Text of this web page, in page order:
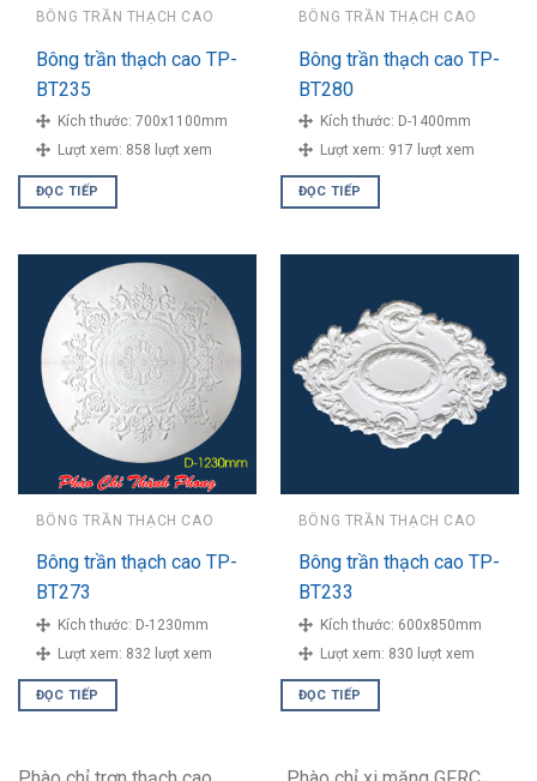
BÔNG TRẦN THẠCH CAO
Bông trần thạch cao TP-
BT235
Kích thước: 700x1100mm
Lượt xem: 858 lượt xem
ĐỌC TIẾP
BÔNG TRẦN THẠCH CAO
Bông trần thạch cao TP-
BT280
Kích thước: D-1400mm
Lượt xem: 917 lượt xem
ĐỌC TIẾP
BÔNG TRẦN THẠCH CAO
Bông trần thạch cao TP-
BT273
Kích thước: D-1230mm
Lượt xem: 832 lượt xem
ĐỌC TIẾP
BÔNG TRẦN THẠCH CAO
Bông trần thạch cao TP-
BT233
Kích thước: 600x850mm
Lượt xem: 830 lượt xem
ĐỌC TIẾP